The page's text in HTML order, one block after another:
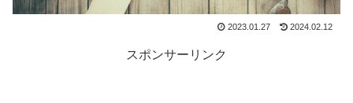
2023.01.27 2024.02.12
スポンサーリンク